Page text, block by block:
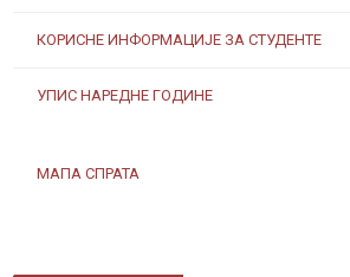
КОРИСНЕ ИНФОРМАЦИЈЕ ЗА СТУДЕНТЕ
УПИС НАРЕДНЕ ГОДИНЕ
МАПА СПРАТА